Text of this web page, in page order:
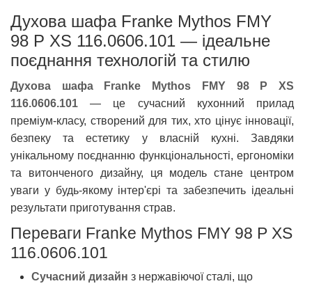
Духова шафа Franke Mythos FMY
98 P XS 116.0606.101 — ідеальне
поєднання технологій та стилю
Духова шафа Franke Mythos FMY 98 P XS
116.0606.101 — це сучасний кухонний прилад
преміум-класу, створений для тих, хто цінує інновації,
безпеку та естетику у власній кухні. Завдяки
унікальному поєднанню функціональності, ергономіки
та витонченого дизайну, ця модель стане центром
уваги у будь-якому інтер'єрі та забезпечить ідеальні
результати приготування страв.
Переваги Franke Mythos FMY 98 P XS
116.0606.101
Сучасний дизайн з нержавіючої сталі, що